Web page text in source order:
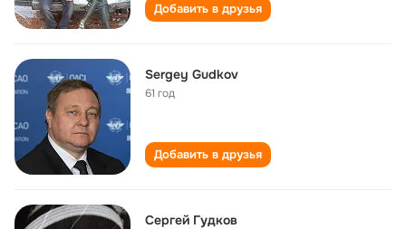
Добавить в друзья
Sergey Gudkov
61 год
Добавить в друзья
Сергей Гудков